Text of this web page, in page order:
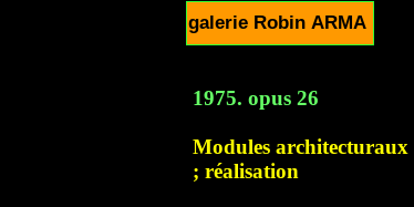
1975. opus 26
Modules architecturaux
; réalisation
galerie Robin ARMA